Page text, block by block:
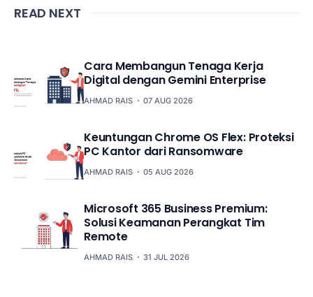
READ NEXT
Cara Membangun Tenaga Kerja
Digital dengan Gemini Enterprise
AHMAD RAIS 07 AUG 2026
Keuntungan Chrome OS Flex: Proteksi
PC Kantor dari Ransomware
AHMAD RAIS 05 AUG 2026
Microsoft 365 Business Premium:
Solusi Keamanan Perangkat Tim
Remote
AHMAD RAIS 31 JUL 2026